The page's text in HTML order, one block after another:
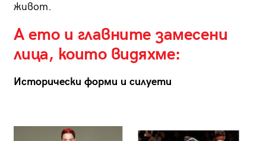
живот.
А ето и главните замесени
лица, които видяхме:
Исторически форми и силуети